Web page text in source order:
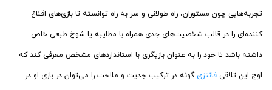
تجربه‌هایی چون مستوران، راه طولانی و سر به راه توانسته تا بازی‌های اقناع
کننده‌ای را در قالب شخصیت‌های جدی همراه با مطایبه یا شوخ طبعی خاص
داشته باشد تا خود را به عنوان بازیگری با استانداردهای مشخص معرفی کند که
اوج این تلاقی فانتزی گونه در ترکیب جدیت و ملاحت را می‌توان در بازی او در